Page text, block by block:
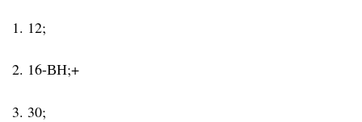
1. 12;
2. 16-ВН;+
3. 30;